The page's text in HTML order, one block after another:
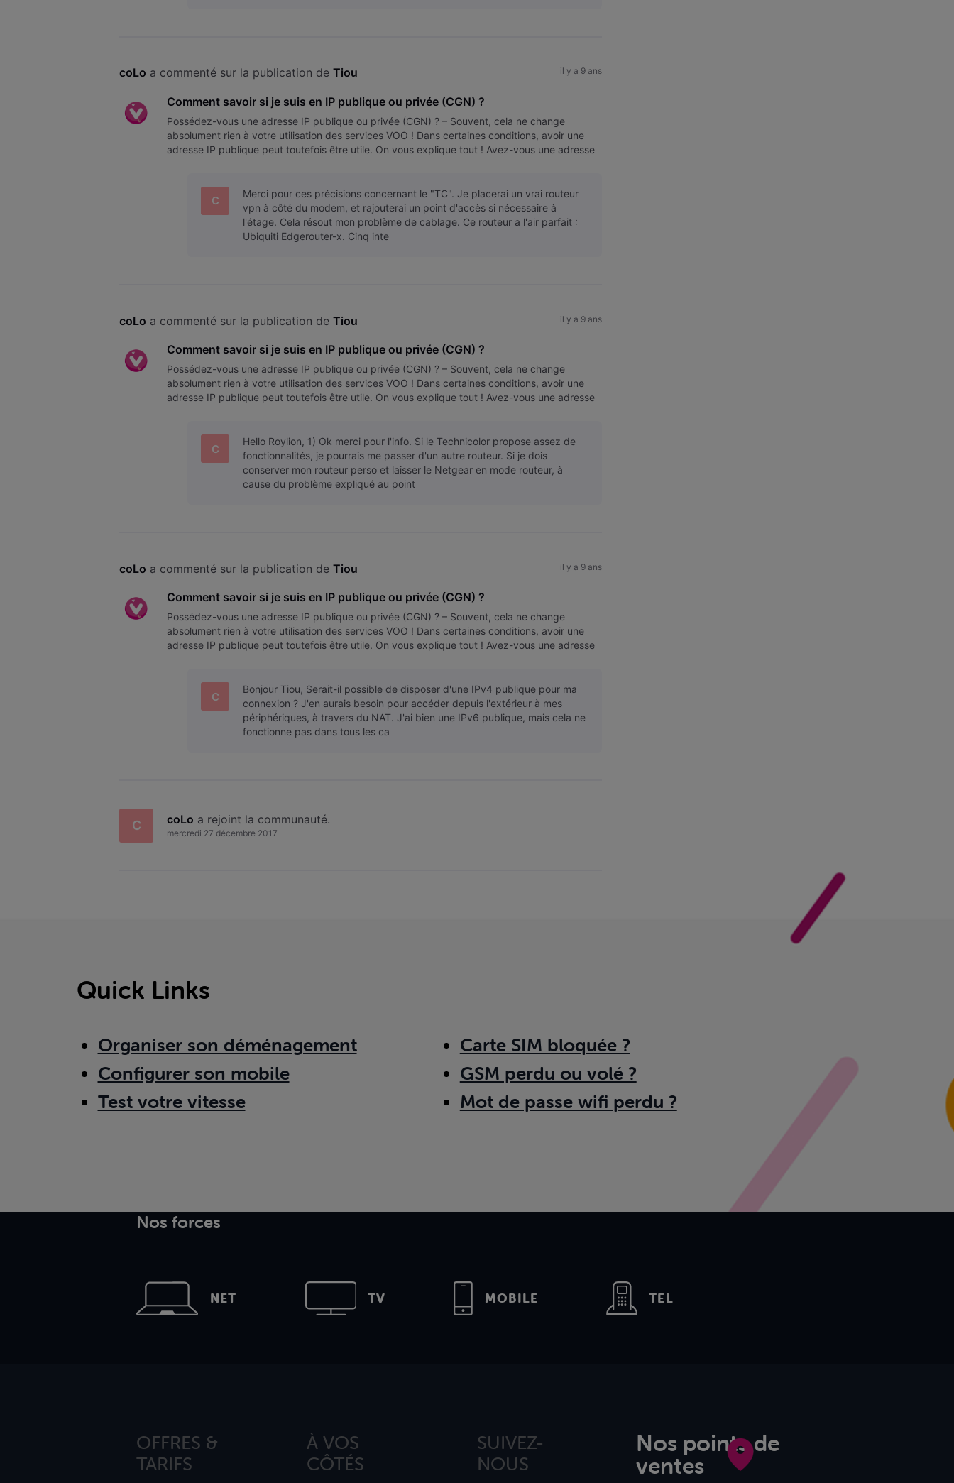
coLo a commenté sur la publication de Tiou il y a 9 ans
Comment savoir si je suis en IP publique ou privée (CGN) ?
Possédez-vous une adresse IP publique ou privée (CGN) ? – Souvent, cela ne change
absolument rien à votre utilisation des services VOO ! Dans certaines conditions, avoir une
adresse IP publique peut toutefois être utile. On vous explique tout ! Avez-vous une adresse
C
Merci pour ces précisions concernant le "TC". Je placerai un vrai routeur
vpn à côté du modem, et rajouterai un point d'accès si nécessaire à
l'étage. Cela résout mon problème de cablage. Ce routeur a l'air parfait :
Ubiquiti Edgerouter-x. Cinq inte
coLo a commenté sur la publication de Tiou il y a 9 ans
Comment savoir si je suis en IP publique ou privée (CGN) ?
Possédez-vous une adresse IP publique ou privée (CGN) ? – Souvent, cela ne change
absolument rien à votre utilisation des services VOO ! Dans certaines conditions, avoir une
adresse IP publique peut toutefois être utile. On vous explique tout ! Avez-vous une adresse
C
Hello Roylion, 1) Ok merci pour l'info. Si le Technicolor propose assez de
fonctionnalités, je pourrais me passer d'un autre routeur. Si je dois
conserver mon routeur perso et laisser le Netgear en mode routeur, à
cause du problème expliqué au point
coLo a commenté sur la publication de Tiou il y a 9 ans
Comment savoir si je suis en IP publique ou privée (CGN) ?
Possédez-vous une adresse IP publique ou privée (CGN) ? – Souvent, cela ne change
absolument rien à votre utilisation des services VOO ! Dans certaines conditions, avoir une
adresse IP publique peut toutefois être utile. On vous explique tout ! Avez-vous une adresse
C
Bonjour Tiou, Serait-il possible de disposer d'une IPv4 publique pour ma
connexion ? J'en aurais besoin pour accéder depuis l'extérieur à mes
périphériques, à travers du NAT. J'ai bien une IPv6 publique, mais cela ne
fonctionne pas dans tous les ca
C coLo a rejoint la communauté.
mercredi 27 décembre 2017
Quick Links
Organiser son déménagement
Configurer son mobile
Test votre vitesse
Carte SIM bloquée ?
GSM perdu ou volé ?
Mot de passe wifi perdu ?
Nos forces
NET TV MOBILE TEL
OFFRES &
TARIFS
À VOS
CÔTÉS
SUIVEZ-
NOUS
Nos points de
ventes